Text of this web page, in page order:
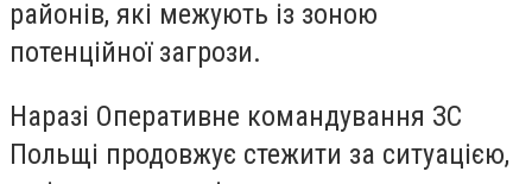
районів, які межують із зоною
потенційної загрози.
Наразі Оперативне командування ЗС
Польщі продовжує стежити за ситуацією,